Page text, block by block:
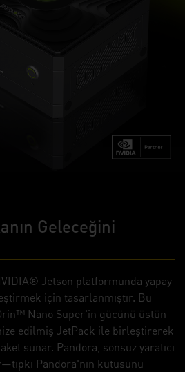
Geleceğini
Jetson platformunda yapay
için tasarlanmıştır. Bu
Nano Super'in gücünü üstün
edilmiş JetPack ile birleştirerek
sunar. Pandora, sonsuz yaratıcı
Pandora'nın kutusunu